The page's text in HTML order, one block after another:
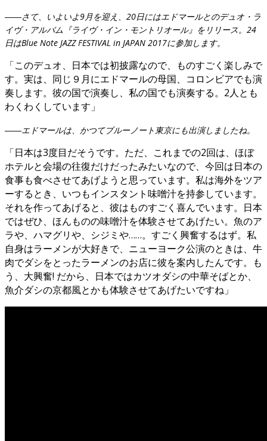
――さて、いよいよ9月を迎え、20日にはエドマールとのデュオ・ラ
イヴ・アルバム『ライヴ・イン・モントリオール』をリリース。24
日はBlue Note JAZZ FESTIVAL in JAPAN 2017に参加します。
「このデュオ、日本では初披露なので、ものすごく楽しみで
す。実は、同じ９月にエドマールの母国、コロンビアでも演
奏します。彼の国で演奏し、私の国でも演奏する。2人とも
わくわくしています」
――エドマールは、かつてブルーノート東京にも出演しましたね。
「日本は3度目だそうです。ただ、これまでの2回は、ほぼ
ホテルと会場の往復だけだったみたいなので、今回は日本の
食事も食べさせてあげようと思っています。私は海外をツア
ーするとき、いつもインスタント味噌汁を持参しています。
それを作ってあげると、彼はものすごく喜んでいます。日本
ではぜひ、ほんものの味噌汁を体験させてあげたい。魚のア
ラや、ハマグリや、シジミや……。すごく興奮するはず。私
自身はラーメンが大好きで、ニューヨーク公演のときは、牛
肉でダシをとったラーメンのお店に彼を案内したんです。も
う、大興奮! だから、日本ではカツオダシの中華そばとか、
魚介ダシの京都風とかも体験させてあげたいですね」